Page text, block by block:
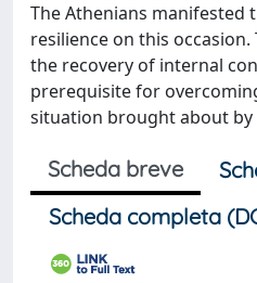
The Athenians manifested
resilience on this
the recovery of internal
prerequisite for
situation brought about by
Scheda breve
Scheda completa